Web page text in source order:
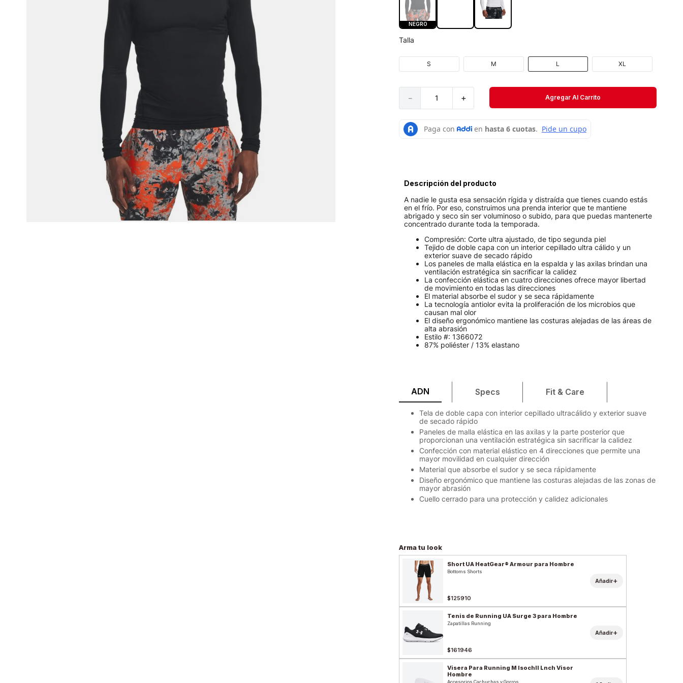
NEGRO
Talla
S M L XL
＋
－ Agregar Al Carrito
Descripción del producto
A nadie le gusta esa sensación rígida y distraída que tienes cuando estás
en el frío. Por eso, construimos una prenda interior que te mantiene
abrigado y seco sin ser voluminoso o subido, para que puedas mantenerte
concentrado durante toda la temporada.
Compresión: Corte ultra ajustado, de tipo segunda piel
Tejido de doble capa con un interior cepillado ultra cálido y un
exterior suave de secado rápido
Los paneles de malla elástica en la espalda y las axilas brindan una
ventilación estratégica sin sacrificar la calidez
La confección elástica en cuatro direcciones ofrece mayor libertad
de movimiento en todas las direcciones
El material absorbe el sudor y se seca rápidamente
La tecnología antiolor evita la proliferación de los microbios que
causan mal olor
El diseño ergonómico mantiene las costuras alejadas de las áreas de
alta abrasión
Estilo #: 1366072
87% poliéster / 13% elastano
ADN Specs Fit & Care
Tela de doble capa con interior cepillado ultracálido y exterior suave
de secado rápido
Paneles de malla elástica en las axilas y la parte posterior que
proporcionan una ventilación estratégica sin sacrificar la calidez
Confección con material elástico en 4 direcciones que permite una
mayor movilidad en cualquier dirección
Material que absorbe el sudor y se seca rápidamente
Diseño ergonómico que mantiene las costuras alejadas de las zonas de
mayor abrasión
Cuello cerrado para una protección y calidez adicionales
Arma tu look
Short UA HeatGear® Armour para Hombre
Bottoms Shorts
$125910
Añadir+
Tenis de Running UA Surge 3 para Hombre
Zapatillas Running
$161946
Añadir+
Visera Para Running M Isochll Lnch Visor
Hombre
Accesorios Cachuchas y Gorros
Velociti